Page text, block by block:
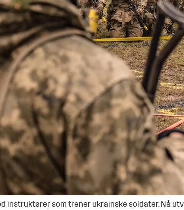
instruktører som trener ukrainske soldater. Nå